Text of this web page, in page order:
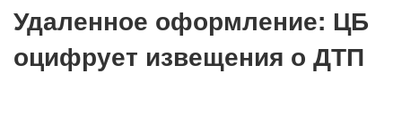
Удаленное оформление: ЦБ
оцифрует извещения о ДТП